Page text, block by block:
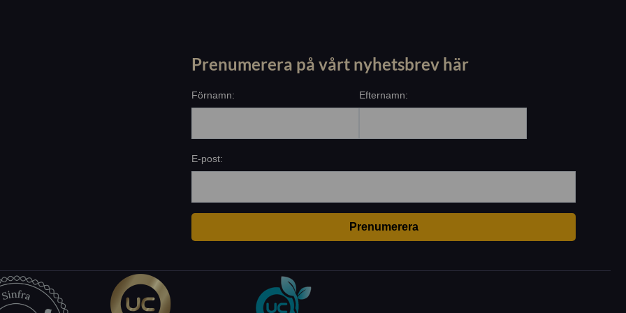
Prenumerera på vårt nyhetsbrev här
Förnamn: Efternamn:
E-post: